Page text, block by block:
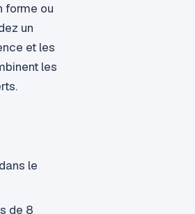
forme ou
un
et les
les
le
de 8